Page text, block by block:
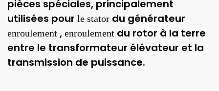
pièces spéciales, principalement
utilisées pour le stator du générateur
enroulement , enroulement du rotor à la terre
entre le transformateur élévateur et la
transmission de puissance.